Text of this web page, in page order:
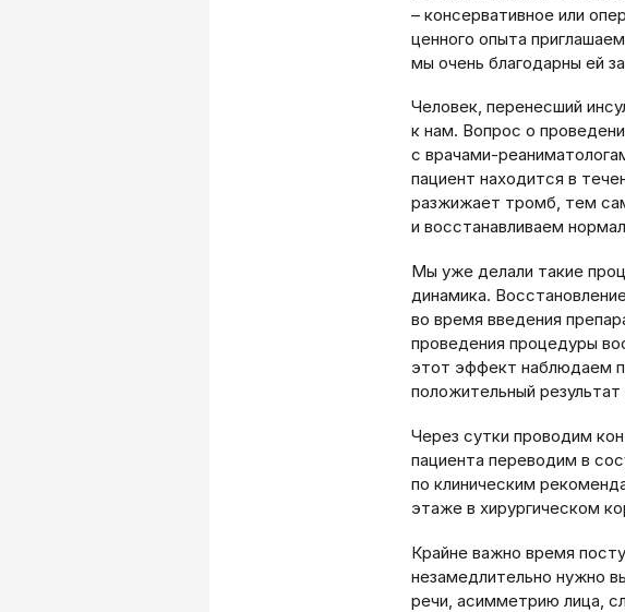
– консервативное или
ценного опыта
мы очень благодарны ей
Человек, перенесший
к нам. Вопрос о
с врачами-
пациент находится в
разжижает тромб, тем
и восстанавливаем
Мы уже делали такие
динамика.
во время введения
проведения процедуры
этот эффект наблюдаем
положительный
Через сутки проводим
пациента переводим в
по клиническим
этаже в хирургическом
Крайне важно время
незамедлительно нужно
речи, асимметрию лица,